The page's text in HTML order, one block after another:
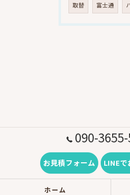
取替 富士通
090-
お見積フォーム LINEで
ホーム